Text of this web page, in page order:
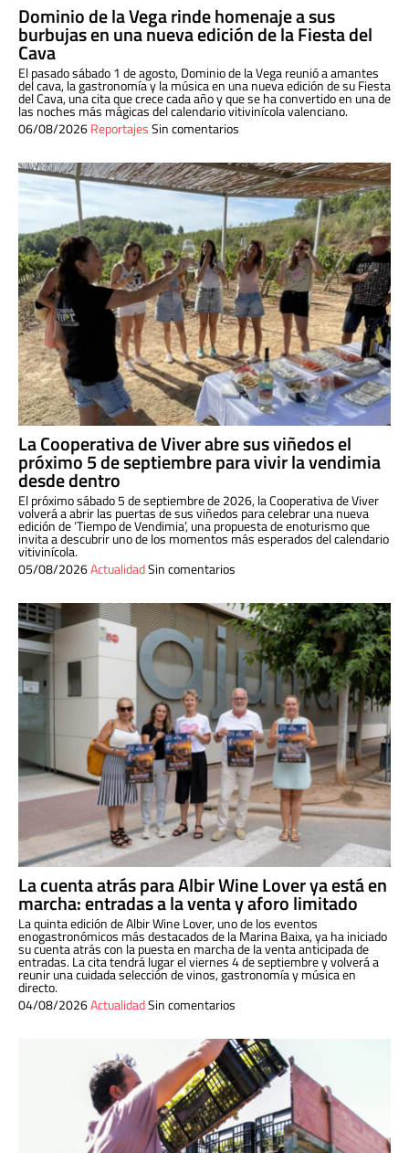
Dominio de la Vega rinde homenaje a sus
burbujas en una nueva edición de la Fiesta del
Cava
El pasado sábado 1 de agosto, Dominio de la Vega reunió a amantes
del cava, la gastronomía y la música en una nueva edición de su Fiesta
del Cava, una cita que crece cada año y que se ha convertido en una de
las noches más mágicas del calendario vitivinícola valenciano.
06/08/2026ReportajesSin comentarios
La Cooperativa de Viver abre sus viñedos el
próximo 5 de septiembre para vivir la vendimia
desde dentro
El próximo sábado 5 de septiembre de 2026, la Cooperativa de Viver
volverá a abrir las puertas de sus viñedos para celebrar una nueva
edición de ‘Tiempo de Vendimia’, una propuesta de enoturismo que
invita a descubrir uno de los momentos más esperados del calendario
vitivinícola.
05/08/2026ActualidadSin comentarios
La cuenta atrás para Albir Wine Lover ya está en
marcha: entradas a la venta y aforo limitado
La quinta edición de Albir Wine Lover, uno de los eventos
enogastronómicos más destacados de la Marina Baixa, ya ha iniciado
su cuenta atrás con la puesta en marcha de la venta anticipada de
entradas. La cita tendrá lugar el viernes 4 de septiembre y volverá a
reunir una cuidada selección de vinos, gastronomía y música en
directo.
04/08/2026ActualidadSin comentarios